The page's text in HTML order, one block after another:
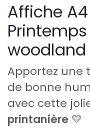
Affiche
woodland
Apportez une
de bonne
avec cette
printanière 💛